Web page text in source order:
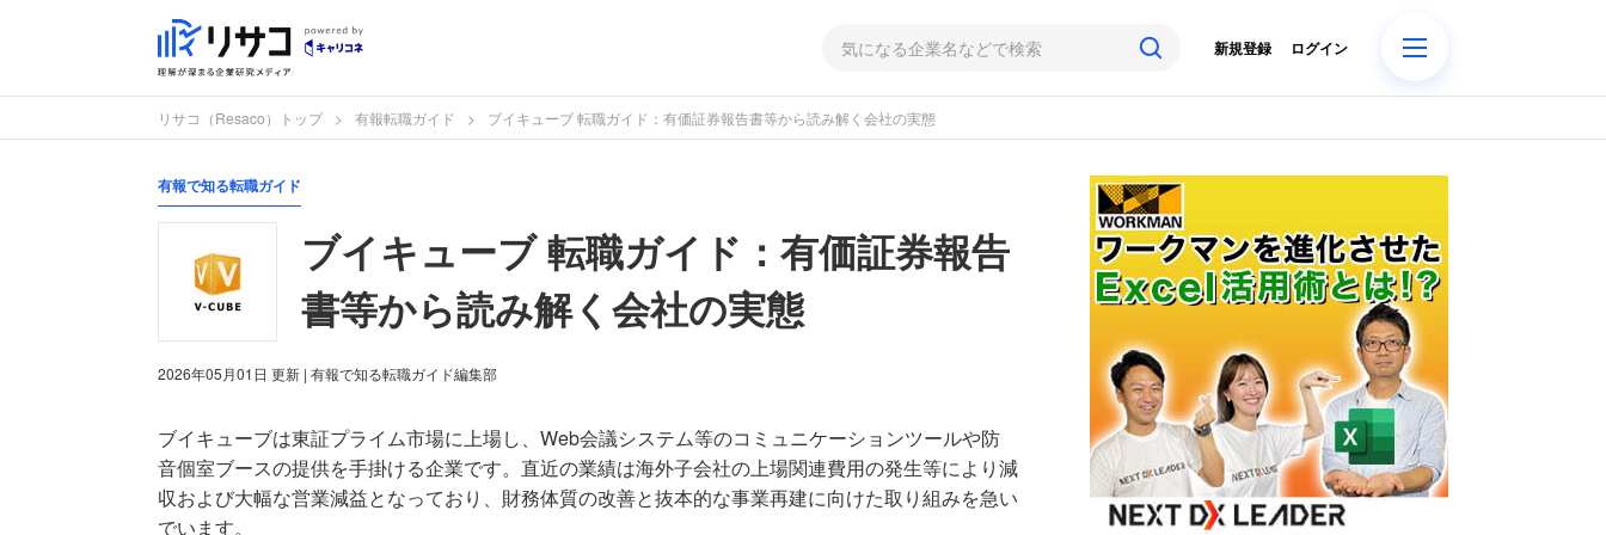
ログイン
新規登録
リサコ（Resaco）トップ 有報転職ガイド ブイキューブ 転職ガイド：有価証券報告書等から読み解く会社の実態
有報で知る転職ガイド
ブイキューブ 転職ガイド：有価証券報告
書等から読み解く会社の実態
2026年05月01日 更新 | 有報で知る転職ガイド編集部
ブイキューブは東証プライム市場に上場し、Web会議システム等のコミュニケーションツールや防
音個室ブースの提供を手掛ける企業です。直近の業績は海外子会社の上場関連費用の発生等により減
収および大幅な営業減益となっており、財務体質の改善と抜本的な事業再建に向けた取り組みを急い
でいます。